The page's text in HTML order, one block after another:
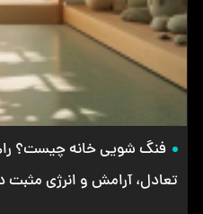
فنگ شویی خانه چیست؟
تعادل، آرامش و انرژی مثبت